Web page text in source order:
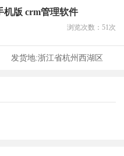
机版 crm管理软件
浏览次数： 51次
发货地:浙江省杭州西湖区